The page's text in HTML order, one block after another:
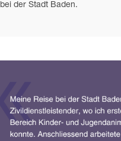
bei der Stadt Baden.